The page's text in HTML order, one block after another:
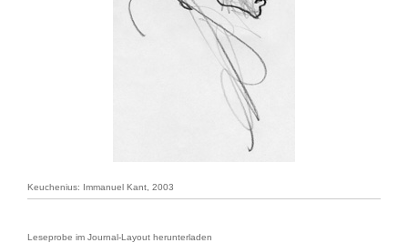
Keuchenius: Immanuel Kant, 2003
Leseprobe im Journal-Layout herunterladen